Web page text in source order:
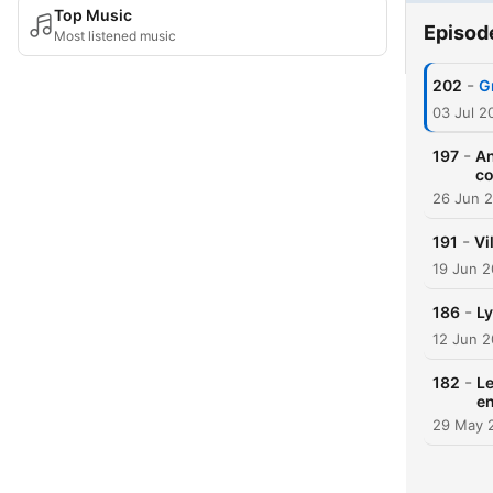
Top Music
Most listened music
202 -
03 Jul
197 -
26 Jun
191 -
19 Jun
186 -
12 Jun
182 -
29 May